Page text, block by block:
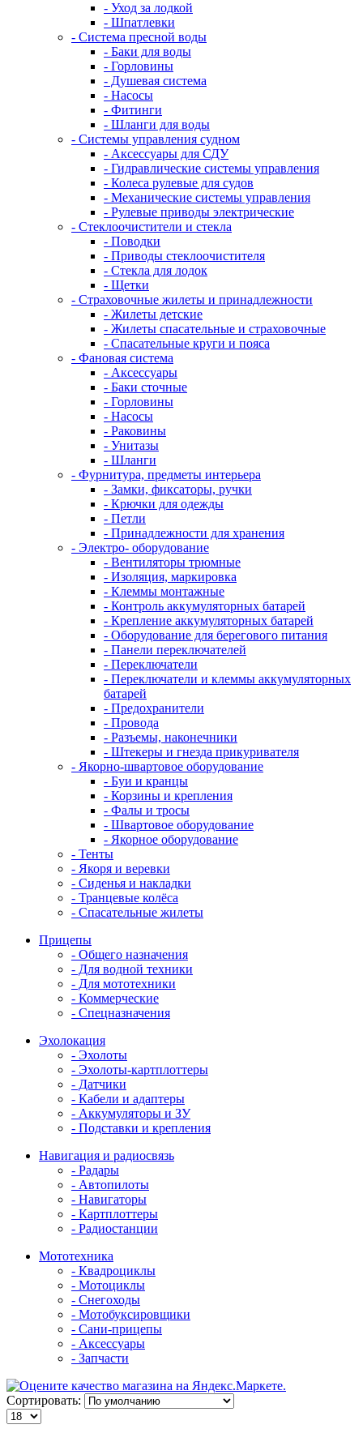
- Уход за лодкой
- Шпатлевки
- Система пресной воды
- Баки для воды
- Горловины
- Душевая система
- Насосы
- Фитинги
- Шланги для воды
- Системы управления судном
- Аксессуары для СДУ
- Гидравлические системы управления
- Колеса рулевые для судов
- Механические системы управления
- Рулевые приводы электрические
- Стеклоочистители и стекла
- Поводки
- Приводы стеклоочистителя
- Стекла для лодок
- Щетки
- Страховочные жилеты и принадлежности
- Жилеты детские
- Жилеты спасательные и страховочные
- Спасательные круги и пояса
- Фановая система
- Аксессуары
- Баки сточные
- Горловины
- Насосы
- Раковины
- Унитазы
- Шланги
- Фурнитура, предметы интерьера
- Замки, фиксаторы, ручки
- Крючки для одежды
- Петли
- Принадлежности для хранения
- Электро- оборудование
- Вентиляторы трюмные
- Изоляция, маркировка
- Клеммы монтажные
- Контроль аккумуляторных батарей
- Крепление аккумуляторных батарей
- Оборудование для берегового питания
- Панели переключателей
- Переключатели
- Переключатели и клеммы аккумуляторных
батарей
- Предохранители
- Провода
- Разъемы, наконечники
- Штекеры и гнезда прикуривателя
- Якорно-швартовое оборудование
- Буи и кранцы
- Корзины и крепления
- Фалы и тросы
- Швартовое оборудование
- Якорное оборудование
- Тенты
- Якоря и веревки
- Сиденья и накладки
- Транцевые колёса
- Спасательные жилеты
Прицепы
- Общего назначения
- Для водной техники
- Для мототехники
- Коммерческие
- Спецназначения
Эхолокация
- Эхолоты
- Эхолоты-картплоттеры
- Датчики
- Кабели и адаптеры
- Аккумуляторы и ЗУ
- Подставки и крепления
Навигация и радиосвязь
- Радары
- Автопилоты
- Навигаторы
- Картплоттеры
- Радиостанции
Мототехника
- Квадроциклы
- Мотоциклы
- Снегоходы
- Мотобуксировщики
- Сани-прицепы
- Аксессуары
- Запчасти
Сортировать: